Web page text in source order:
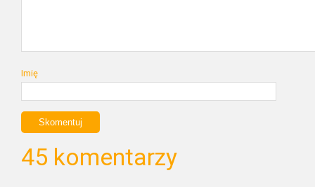
Imię
45 komentarzy